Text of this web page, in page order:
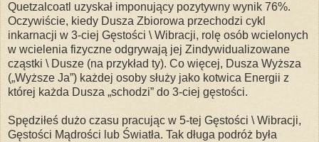
Quetzalcoatl uzyskał imponujący pozytywny wynik 76%.
Oczywiście, kiedy Dusza Zbiorowa przechodzi cykl
inkarnacji w 3-ciej Gęstości \ Wibracji, rolę osób wcielonych
w wcielenia fizyczne odgrywają jej Zindywidualizowane
cząstki \ Dusze (na przykład ty). Co więcej, Dusza Wyższa
(„Wyższe Ja”) każdej osoby służy jako kotwica Energii z
której każda Dusza „schodzi” do 3-ciej gęstości.
Spędziłeś dużo czasu pracując w 5-tej Gęstości \ Wibracji,
Gęstości Mądrości lub Światła. Tak długa podróż była